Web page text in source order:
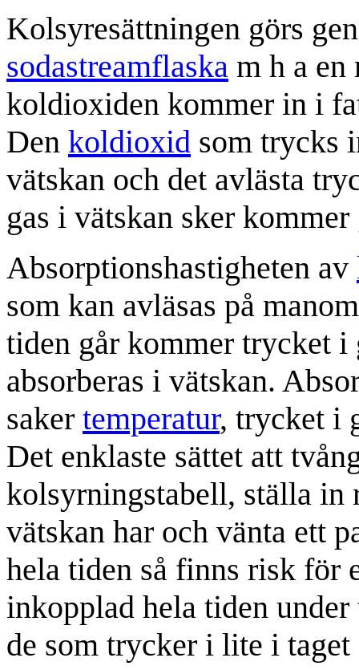
Kolsyresättningen görs
sodastreamflaska m h a en
koldioxiden kommer in i
Den koldioxid som trycks
vätskan och det avlästa
gas i vätskan sker
Absorptionshastigheten av
som kan avläsas på
tiden går kommer trycket
absorberas i vätskan.
saker temperatur, trycket i
Det enklaste sättet att
kolsyrningstabell, ställa
vätskan har och vänta ett
hela tiden så finns risk för
inkopplad hela tiden
de som trycker i lite i taget